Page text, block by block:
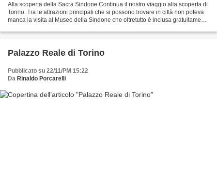
Alla scoperta della Sacra Sindone Continua il nostro viaggio alla scoperta di
Torino. Tra le attrazioni principali che si possono trovare in città non poteva
manca la visita al Museo della Sindone che oltretutto è inclusa gratuitamente
Palazzo Reale di Torino
Pubblicato su 22/11/PM 15:22
Da Rinaldo Porcarelli